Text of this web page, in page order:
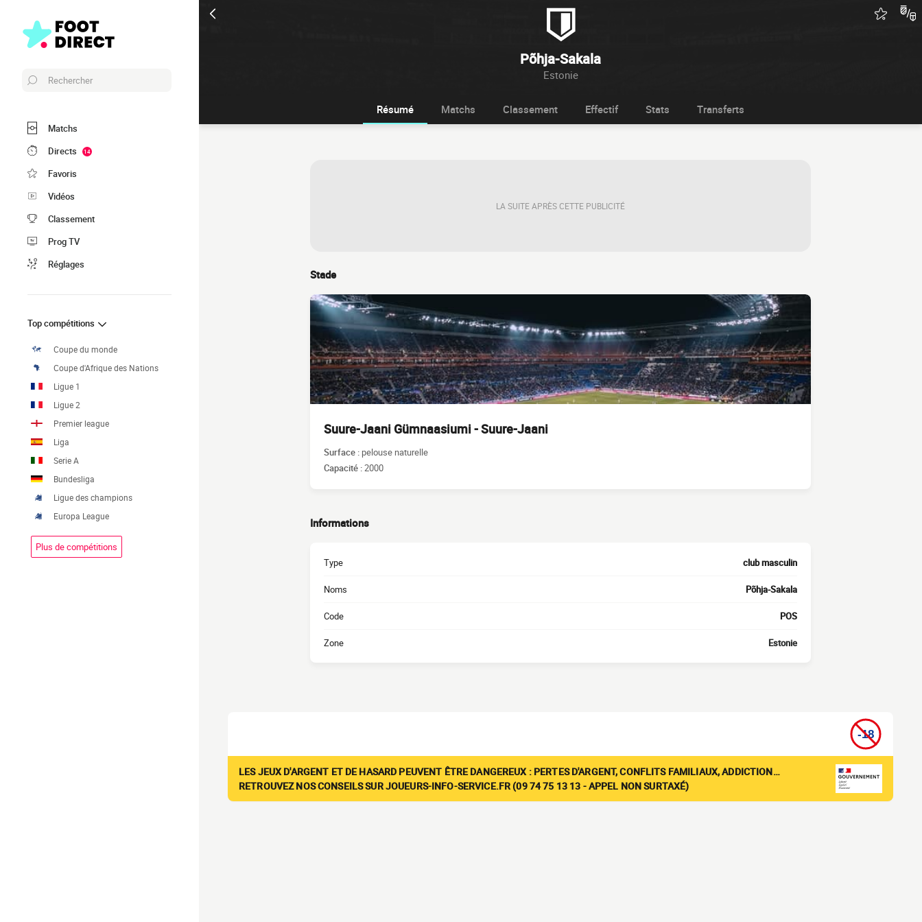
Põhja-Sakala
Estonie
Rechercher
Matchs
Directs
14
Favoris
Vidéos
Classement
Prog TV
Réglages
Top compétitions
Coupe du monde
Coupe d'Afrique des Nations
Ligue 1
Ligue 2
Premier league
Liga
Serie A
Bundesliga
Ligue des champions
Europa League
Plus de compétitions
Résumé Matchs Classement Effectif Stats Transferts
LA SUITE APRÈS CETTE PUBLICITÉ
Stade
Suure-Jaani Gümnaasiumi - Suure-Jaani
Surface : pelouse naturelle
Capacité :2000
Informations
Type club masculin
Noms Põhja-Sakala
Code POS
Zone Estonie
LES JEUX D'ARGENT ET DE HASARD PEUVENT ÊTRE DANGEREUX : PERTES D'ARGENT, CONFLITS FAMILIAUX, ADDICTION…
RETROUVEZ NOS CONSEILS SUR JOUEURS-INFO-SERVICE.FR (09 74 75 13 13 - APPEL NON SURTAXÉ)